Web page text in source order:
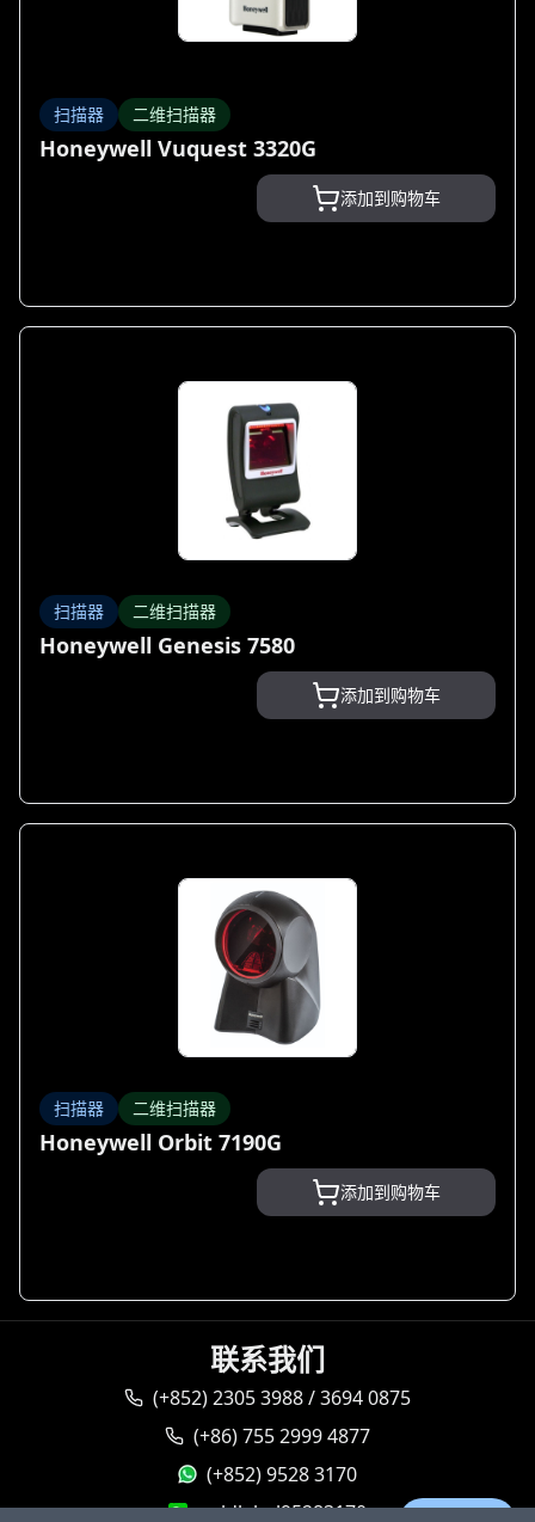
扫描器 二维扫描器
Honeywell Vuquest 3320G
添加到购物车
扫描器 二维扫描器
Honeywell Genesis 7580
添加到购物车
扫描器 二维扫描器
Honeywell Orbit 7190G
添加到购物车
联系我们
(+852) 2305 3988 / 3694 0875
(+86) 755 2999 4877
(+852) 9528 3170
goldlabel95283170